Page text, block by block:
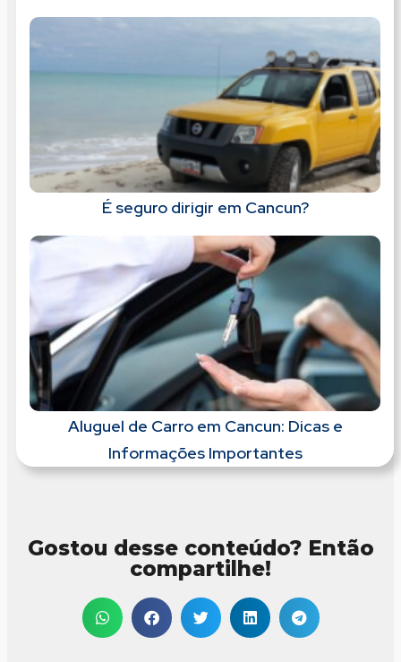
É seguro dirigir em Cancun?
Aluguel de Carro em Cancun: Dicas e
Informações Importantes
Gostou desse conteúdo? Então
compartilhe!